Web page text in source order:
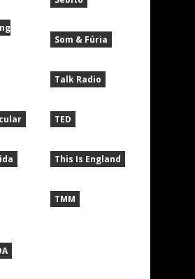
Som & Fúria
Talk Radio
TED
This Is England
TMM